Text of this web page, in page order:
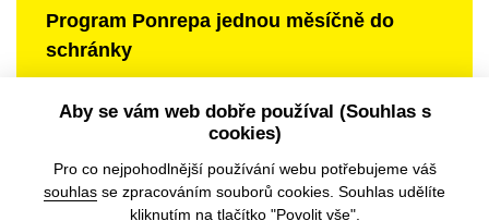
Program Ponrepa jednou měsíčně do
schránky
Aby se vám web dobře používal (Souhlas s
cookies)
Pro co nejpohodlnější používání webu potřebujeme váš
souhlas se zpracováním souborů cookies. Souhlas udělíte
kliknutím na tlačítko "Povolit vše".